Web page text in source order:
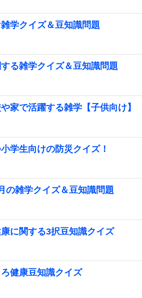
学クイズ＆豆知識問題
る雑学クイズ＆豆知識問題
家で活躍する雑学【子供向け】
学生向けの防災クイズ！
の雑学クイズ＆豆知識問題
に関する3択豆知識クイズ
健康豆知識クイズ